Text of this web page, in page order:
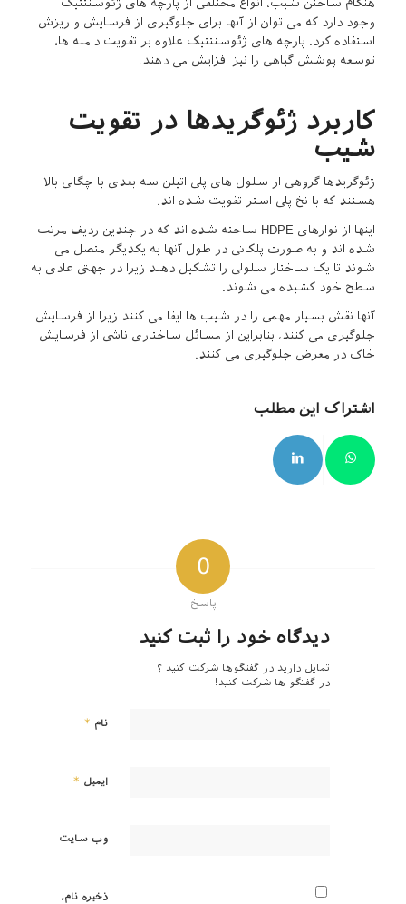
هنگام ساختن شیب، انواع مختلفی از پارچه های ژئوسنتتیک
وجود دارد که می توان از آنها برای جلوگیری از فرسایش و ریزش
استفاده کرد. پارچه های ژئوسنتتیک علاوه بر تقویت دامنه ها،
توسعه پوشش گیاهی را نیز افزایش می دهند.
کاربرد ژئوگریدها در تقویت
شیب
ژئوگریدها گروهی از سلول های پلی اتیلن سه بعدی با چگالی بالا
هستند که با نخ پلی استر تقویت شده اند.
اینها از نوارهای HDPE ساخته شده اند که در چندین ردیف مرتب
شده اند و به صورت پلکانی در طول آنها به یکدیگر متصل می
شوند تا یک ساختار سلولی را تشکیل دهند زیرا در جهتی عادی به
سطح خود کشیده می شوند.
آنها نقش بسیار مهمی را در شیب ها ایفا می کنند زیرا از فرسایش
جلوگیری می کنند، بنابراین از مسائل ساختاری ناشی از فرسایش
خاک در معرض جلوگیری می کنند.
اشتراک این مطلب
0
پاسخ
دیدگاه خود را ثبت کنید
تمایل دارید در گفتگوها شرکت کنید ؟
در گفتگو ها شرکت کنید!
نام *
ایمیل *
وب‌ سایت
ذخیره نام،